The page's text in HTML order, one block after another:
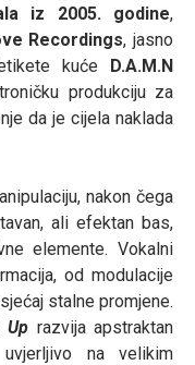
iz 2005. godine,
Recordings, jasno
kuće
D.A.M.N
produkciju za
da je cijela naklada
nakon čega
ali efektan bas,
elemente. Vokalni
od modulacije
stalne promjene.
Up razvija apstraktan
na velikim